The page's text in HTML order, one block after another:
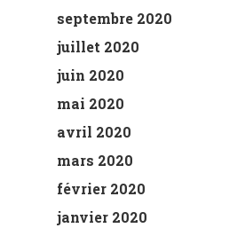
septembre 2020
juillet 2020
juin 2020
mai 2020
avril 2020
mars 2020
février 2020
janvier 2020